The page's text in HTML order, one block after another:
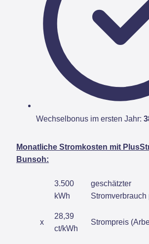
Wechselbonus im ersten Jahr:
Monatliche Stromkosten mit
Bunsoh:
3.500
kWh
geschätzter
Stromverbrauch
x
28,39
ct/kWh
Strompreis